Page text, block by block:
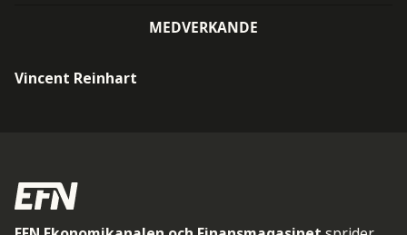
MEDVERKANDE
Vincent Reinhart